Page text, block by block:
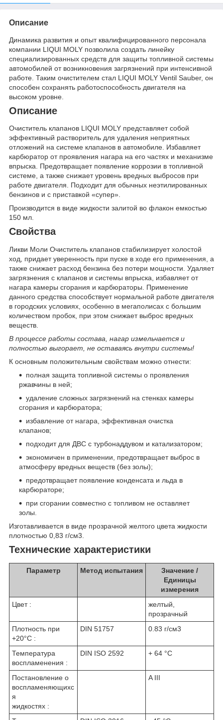
Описание
Динамика развития и опыт квалифицированного персонала
компании LIQUI MOLY позволила создать линейку
специализированных средств для защиты топливной системы
автомобилей от возникновения загрязнений при интенсивной
работе. Таким очистителем стал LIQUI MOLY Ventil Sauber, он
способен сохранять работоспособность двигателя на
высоком уровне.
Описание
Очиститель клапанов LIQUI MOLY представляет собой
эффективный растворитель для удаления неприятных
отложений на системе клапанов в автомобиле. Избавляет
карбюратор от проявления нагара на его частях и механизме
впрыска. Предотвращает появление коррозии в топливной
системе, а также снижает уровень вредных выбросов при
работе двигателя. Подходит для обычных неэтилированных
бензинов и с приставкой «супер».
Производится в виде жидкости залитой во флакон емкостью
150 мл.
Свойства
Ликви Моли Очиститель клапанов стабилизирует холостой
ход, придает уверенность при пуске в ходе его применения, а
также снижает расход бензина без потери мощности. Удаляет
загрязнения с клапанов и системы впрыска, избавляет от
нагара камеры сгорания и карбюраторы. Применение
данного средства способствует нормальной работе двигателя
в городских условиях, особенно в мегаполисах с большим
количеством пробок, при этом снижает выброс вредных
веществ.
В процессе работы состава, нагар измельчается и
полностью выгорает, не оставаясь внутри системы!
К основным положительным свойствам можно отнести:
полная защита топливной системы о проявления
ржавчины в ней;
удаление сложных загрязнений на стенках камеры
сгорания и карбюратора;
избавление от нагара, эффективная очистка
клапанов;
подходит для ДВС с турбонаддувом и катализатором;
экономичен в применении, предотвращает выброс в
атмосферу вредных веществ (без золы);
предотвращает появление конденсата и льда в
карбюраторе;
при сгорании совместно с топливом не оставляет
золы.
Изготавливается в виде прозрачной желтого цвета жидкости
плотностью 0,83 г/см3
Технические характеристики
Параметр Метод испытания
Значение /
Единицы
измерения
Цвет :
желтый,
прозрачный
Плотность при
+20°C :
DIN 51757 0.83 г/см3
Температура
воспламенения :
DIN ISO 2592 + 64 °C
Постановление о
воспламеняющихс
я
жидкостях :
A III